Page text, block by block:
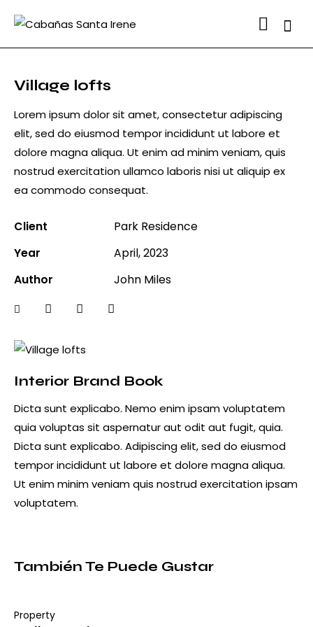
Village lofts
Interior Brand Book
Dicta sunt explicabo. Nemo enim ipsam voluptatem
quia voluptas sit aspernatur aut odit aut fugit, quia.
Dicta sunt explicabo. Adipiscing elit, sed do eiusmod
tempor incididunt ut labore et dolore magna aliqua.
Ut enim minim veniam quis nostrud exercitation ipsam
voluptatem.
Lorem ipsum dolor sit amet, consectetur adipiscing
elit, sed do eiusmod tempor incididunt ut labore et
dolore magna aliqua. Ut enim ad minim veniam, quis
nostrud exercitation ullamco laboris nisi ut aliquip ex
ea commodo consequat.
Client
Park Residence
Year
April, 2023
Author
John Miles
Twitter-FacebookShare-Copy
También Te Puede Gustar
Property